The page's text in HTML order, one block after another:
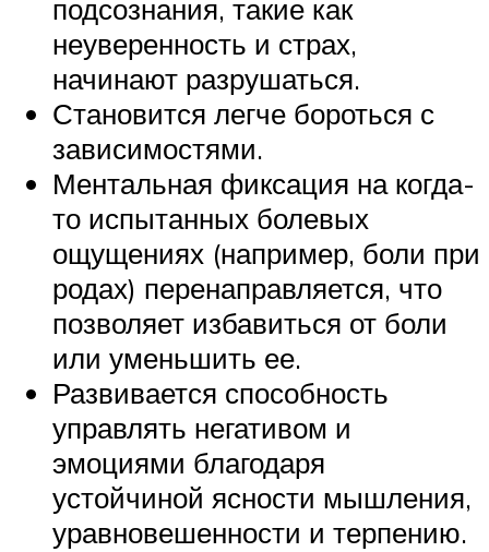
подсознания, такие как
неуверенность и страх,
начинают разрушаться.
Становится легче бороться с
зависимостями.
Ментальная фиксация на когда-
то испытанных болевых
ощущениях (например, боли при
родах) перенаправляется, что
позволяет избавиться от боли
или уменьшить ее.
Развивается способность
управлять негативом и
эмоциями благодаря
устойчиной ясности мышления,
уравновешенности и терпению.